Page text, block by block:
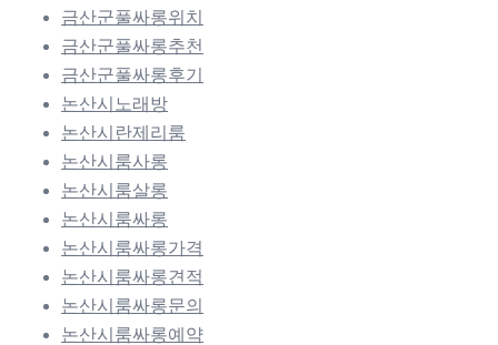
금산군풀싸롱위치
금산군풀싸롱추천
금산군풀싸롱후기
논산시노래방
논산시란제리룸
논산시룸사롱
논산시룸살롱
논산시룸싸롱
논산시룸싸롱가격
논산시룸싸롱견적
논산시룸싸롱문의
논산시룸싸롱예약